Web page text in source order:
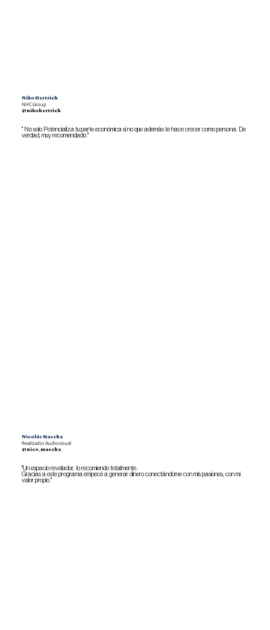
Niko Hertrich
NHC Group
@nikohertrich
" No solo Potencializa tu parte económica si no que además te hace crecer como persona. De
verdad, muy recomendado."
Nicolás Maecha
Realizador Audiovisual
@nico_maecha
"Un espacio revelador, lo recomiendo totalmente.
Gracias a este programa empecé a generar dinero conectándome con mis pasiones, con mi
valor propio."